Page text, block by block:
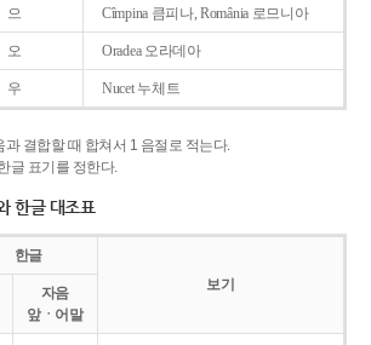
으 Cîmpina 큼피나, România 로므니아
오 Oradea 오라데아
우 Nucet 누체트
과 결합할 때 합쳐서 1 음절로 적는다.
글 표기를 정한다.
한글 대조표
한글
보기
자음
앞ㆍ어말